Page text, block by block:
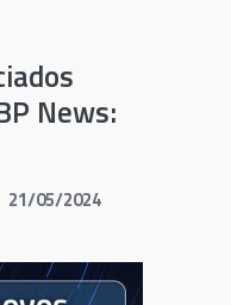
News:
21/05/2024